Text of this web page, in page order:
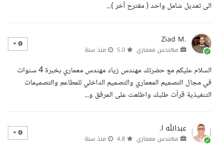
الى تعديل شامل واحد ( مقترح آخر )...
Ziad M.
مهندس معماري منذ سنة
السلام عليكم مع حضرتك مهندس زياد مهندس معماري بخبرة 4 سنوات
في مجال التصميم المعماري والتصميم الداخلي للمطاعم والتصميمات
التنفيذية قرأت طلبك واطلعت على المرفق و...
عبدالله ا.
مهندس معماري منذ سنة